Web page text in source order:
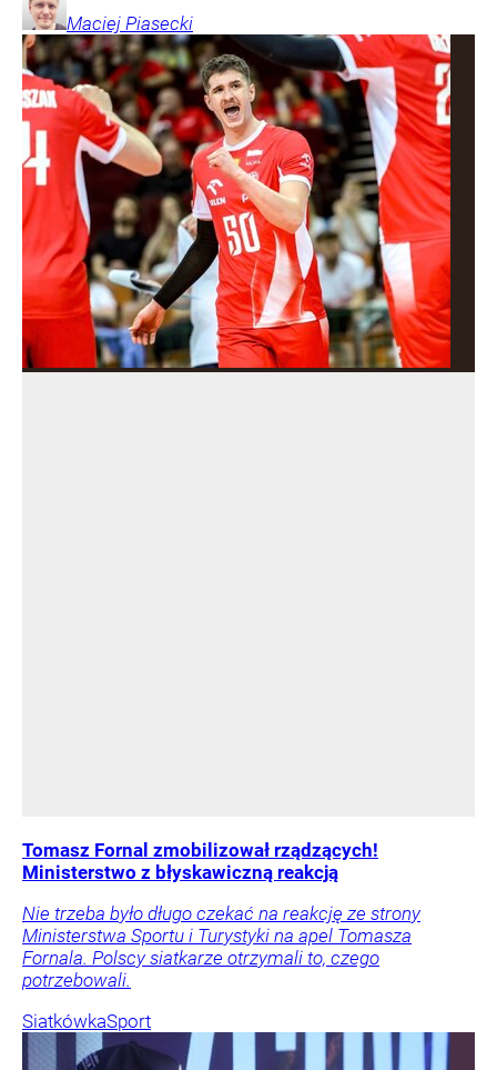
Maciej Piasecki
Tomasz Fornal zmobilizował rządzących!
Ministerstwo z błyskawiczną reakcją
Nie trzeba było długo czekać na reakcję ze strony
Ministerstwa Sportu i Turystyki na apel Tomasza
Fornala. Polscy siatkarze otrzymali to, czego
potrzebowali.
SiatkówkaSport